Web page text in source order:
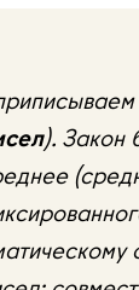
). Закон